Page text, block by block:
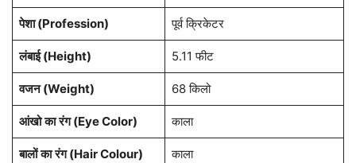
पेशा (Profession) पूर्व क्रिकेटर
लंबाई (Height) 5.11 फीट
वजन (Weight) 68 किलो
आंखो का रंग (Eye Color) काला
बालों का रंग (Hair Colour) काला